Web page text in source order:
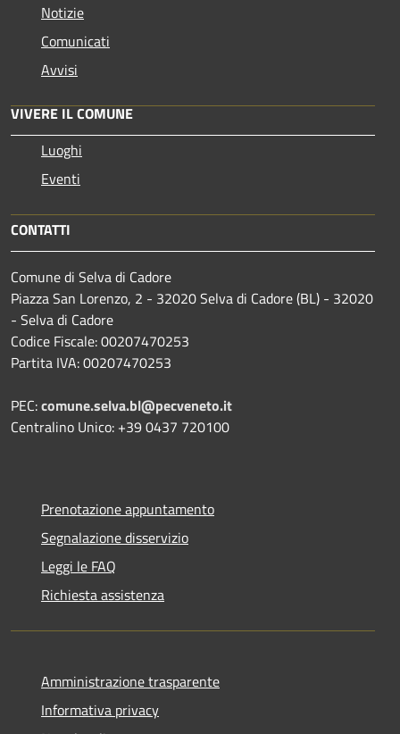
Notizie
Comunicati
Avvisi
VIVERE IL COMUNE
Luoghi
Eventi
CONTATTI
Comune di Selva di Cadore
Piazza San Lorenzo, 2 - 32020 Selva di Cadore (BL) - 32020
- Selva di Cadore
Codice Fiscale: 00207470253
Partita IVA: 00207470253
PEC:comune.selva.bl@pecveneto.it
Centralino Unico: +39 0437 720100
Prenotazione appuntamento
Segnalazione disservizio
Leggi le FAQ
Richiesta assistenza
Amministrazione trasparente
Informativa privacy